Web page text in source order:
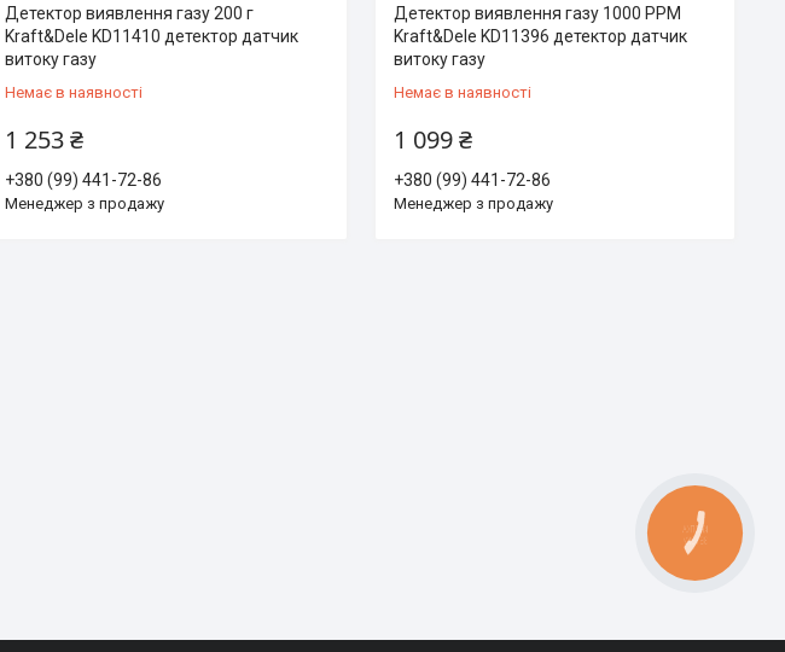
Детектор виявлення газу 200 г
Kraft&Dele KD11410 детектор датчик
витоку газу
Немає в наявності
1 253 ₴
+380 (99) 441-72-86
Менеджер з продажу
Детектор виявлення газу 1000 РРМ
Kraft&Dele KD11396 детектор датчик
витоку газу
Немає в наявності
1 099 ₴
+380 (99) 441-72-86
Менеджер з продажу
КНОПКА
ЗВ'ЯЗКУ